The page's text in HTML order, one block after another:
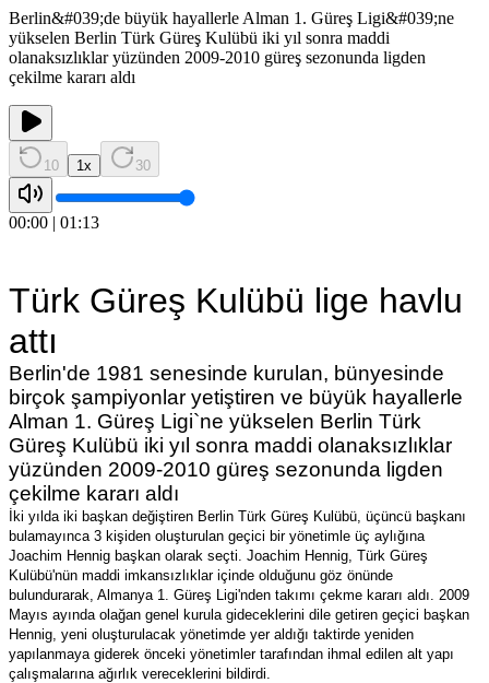
Berlin&#039;de büyük hayallerle Alman 1. Güreş Ligi&#039;ne
yükselen Berlin Türk Güreş Kulübü iki yıl sonra maddi
olanaksızlıklar yüzünden 2009-2010 güreş sezonunda ligden
çekilme kararı aldı
10 1 x 30
00:00 | 01:13
Türk Güreş Kulübü lige havlu
attı
Berlin'de 1981 senesinde kurulan, bünyesinde
birçok şampiyonlar yetiştiren ve büyük hayallerle
Alman 1. Güreş Ligi`ne yükselen Berlin Türk
Güreş Kulübü iki yıl sonra maddi olanaksızlıklar
yüzünden 2009-2010 güreş sezonunda ligden
çekilme kararı aldı
İki yılda iki başkan değiştiren Berlin Türk Güreş Kulübü, üçüncü başkanı
bulamayınca 3 kişiden oluşturulan geçici bir yönetimle üç aylığına
Joachim Hennig başkan olarak seçti. Joachim Hennig, Türk Güreş
Kulübü'nün maddi imkansızlıklar içinde olduğunu göz önünde
bulundurarak, Almanya 1. Güreş Ligi'nden takımı çekme kararı aldı. 2009
Mayıs ayında olağan genel kurula gideceklerini dile getiren geçici başkan
Hennig, yeni oluşturulacak yönetimde yer aldığı taktirde yeniden
yapılanmaya giderek önceki yönetimler tarafından ihmal edilen alt yapı
çalışmalarına ağırlık vereceklerini bildirdi.